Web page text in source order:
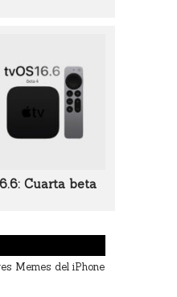
Cuarta beta
Memes del iPhone